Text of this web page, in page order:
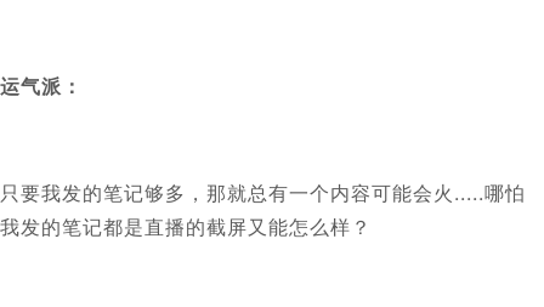
运气派：
只要我发的笔记够多，那就总有一个内容可能会火.....哪怕
我发的笔记都是直播的截屏又能怎么样？